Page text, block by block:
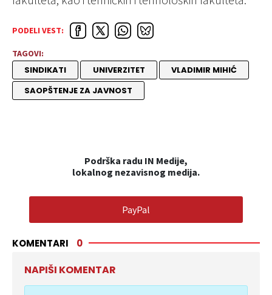
PODELI VEST:
TAGOVI:
SINDIKATI UNIVERZITET
VLADIMIR MIHIĆ
SAOPŠTENJE ZA JAVNOST
Podrška radu IN Medije,
lokalnog nezavisnog medija.
PayPal
KOMENTARI 0
NAPIŠI KOMENTAR